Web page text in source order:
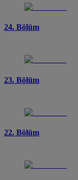
24. Bölüm
23. Bölüm
22. Bölüm